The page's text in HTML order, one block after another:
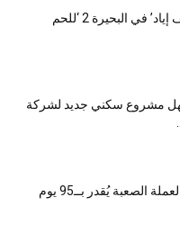
تدشين مطعم ‘الشيف إياد’ في البحيرة 2 ‘للحم
مشروع سكني جديد لشركة
احتياطي تونس من العملة الصعبة يُقدر بــ95 يوم